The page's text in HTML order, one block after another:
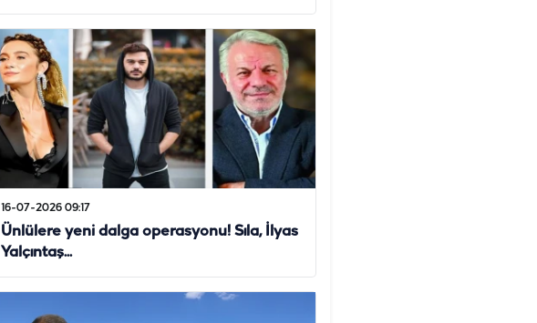
16-07-2026 09:17
Ünlülere yeni dalga operasyonu! Sıla, İlyas
Yalçıntaş...